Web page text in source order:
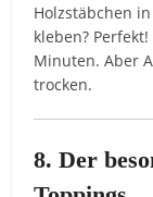
Holzstäbchen
kleben?
Minuten. Aber
trocken.
8. Der